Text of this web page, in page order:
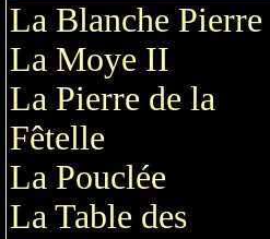
La Blanche Pierre
La Moye II
La Pierre de la
Fêtelle
La Pouclée
La Table des